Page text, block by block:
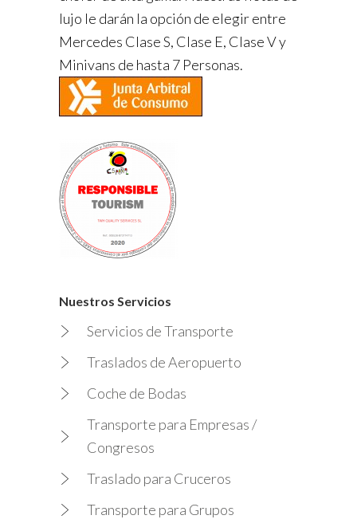
lujo le darán la opción de elegir entre
Mercedes Clase S, Clase E, Clase V y
Minivans de hasta 7 Personas.
Nuestros Servicios
Servicios de Transporte
Traslados de Aeropuerto
Coche de Bodas
Transporte para Empresas /
Congresos
Traslado para Cruceros
Transporte para Grupos